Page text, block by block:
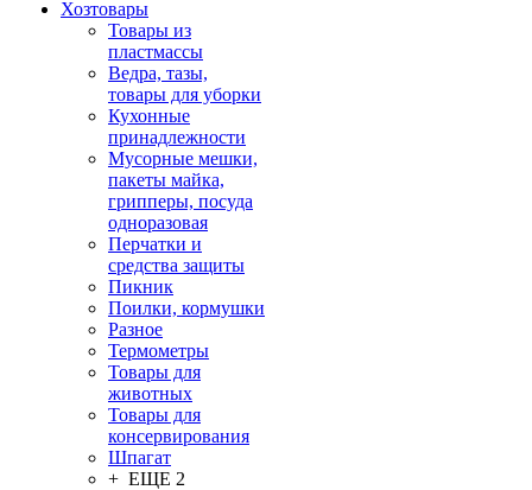
Хозтовары
Товары из
пластмассы
Ведра, тазы,
товары для уборки
Кухонные
принадлежности
Мусорные мешки,
пакеты майка,
грипперы, посуда
одноразовая
Перчатки и
средства защиты
Пикник
Поилки, кормушки
Разное
Термометры
Товары для
животных
Товары для
консервирования
Шпагат
+ ЕЩЕ 2